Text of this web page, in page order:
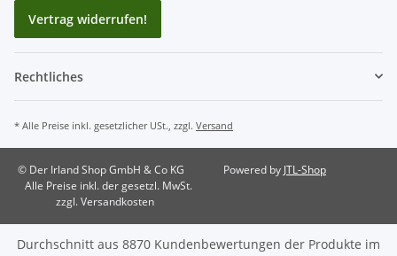
Vertrag widerrufen!
Rechtliches
* Alle Preise inkl. gesetzlicher USt., zzgl. Versand
© Der Irland Shop GmbH & Co KG
Alle Preise inkl. der gesetzl. MwSt.
zzgl. Versandkosten
Powered by JTL-Shop
Durchschnitt aus 8870 Kundenbewertungen der Produkte im